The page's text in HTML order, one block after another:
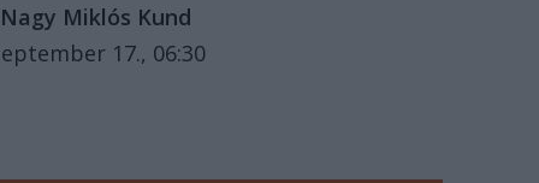
Nagy Miklós Kund
17., 06:30